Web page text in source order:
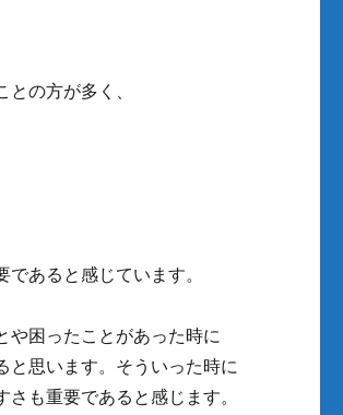
の方が多く、
あると感じています。
や困ったことがあった時に
と思います。そういった時に
も重要であると感じます。